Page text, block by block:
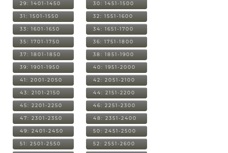
29: 1401-1450 30: 1451-1500
31: 1501-1550 32: 1551-1600
33: 1601-1650 34: 1651-1700
35: 1701-1750 36: 1751-1800
37: 1801-1850 38: 1851-1900
39: 1901-1950 40: 1951-2000
41: 2001-2050 42: 2051-2100
43: 2101-2150 44: 2151-2200
45: 2201-2250 46: 2251-2300
47: 2301-2350 48: 2351-2400
49: 2401-2450 50: 2451-2500
51: 2501-2550 52: 2551-2600